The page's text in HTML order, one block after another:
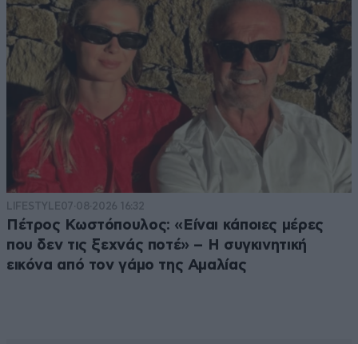
LIFESTYLE07·08·2026 16:32
Πέτρος Κωστόπουλος: «Είναι κάποιες μέρες
που δεν τις ξεχνάς ποτέ» – Η συγκινητική
εικόνα από τον γάμο της Αμαλίας